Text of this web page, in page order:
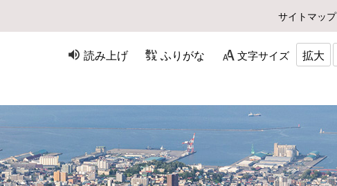
サイトマップ
読み上げ ふりがな 文字サイズ 拡大